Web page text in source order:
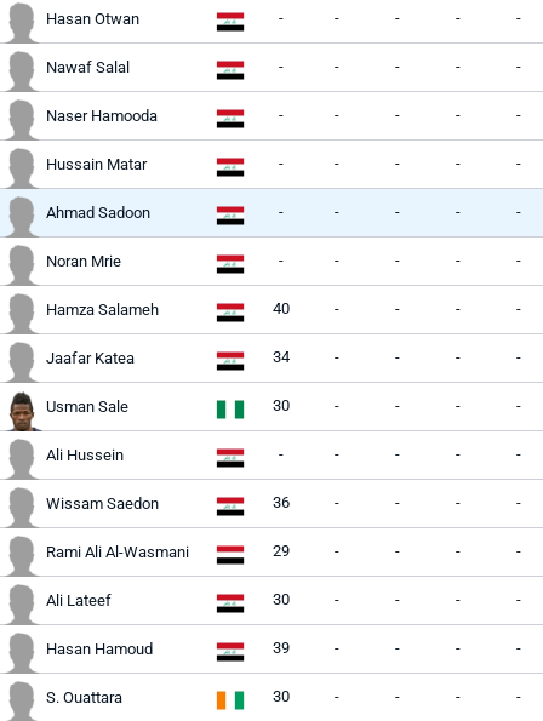
Hasan Otwan - - - - -
Nawaf Salal - - - - -
Naser Hamooda - - - - -
Hussain Matar - - - - -
Ahmad Sadoon - - - - -
Noran Mrie - - - - -
Hamza Salameh 40 - - - -
Jaafar Katea 34 - - - -
Usman Sale 30 - - - -
Ali Hussein - - - - -
Wissam Saedon 36 - - - -
Rami Ali Al-Wasmani 29 - - - -
Ali Lateef 30 - - - -
Hasan Hamoud 39 - - - -
S. Ouattara 30 - - - -